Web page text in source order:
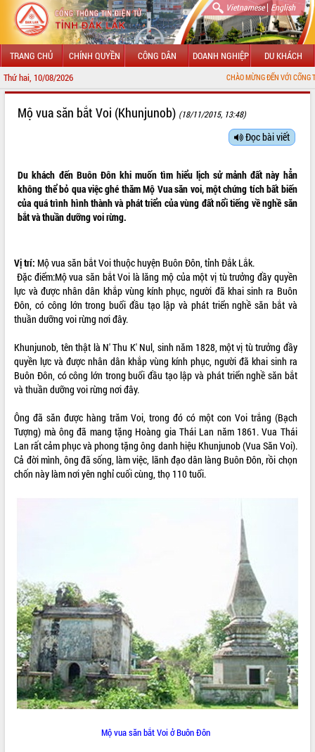
Vietnamese| English
TRANG CHỦ CHÍNH QUYỀN CÔNG DÂN DOANH NGHIỆP DU KHÁCH
Thứ hai, 10/08/2026 CHÀO MỪNG ĐẾN VỚI CỔNG THÔNG TIN
SỞ, BAN, NGÀNH
UBND CÁC XÃ, PHƯỜNG
HỆ THỐNG VĂN BẢN
VĂN BẢN HĐND TỈNH
QUY HOẠCH - KẾ HOẠCH
VIDEO
Mộ vua săn bắt Voi (Khunjunob) (18/11/2015, 13:48)
Đọc bài viết
Du khách đến Buôn Đôn khi muốn tìm hiểu lịch sử mảnh đất này hẳn
không thể bỏ qua việc ghé thăm Mộ Vua săn voi, một chứng tích bất biến
của quá trình hình thành và phát triển của vùng đất nổi tiếng về nghề săn
bắt và thuần dưỡng voi rừng.
Vị trí: Mộ vua săn bắt Voi thuộc huyện Buôn Đôn, tỉnh Đắk Lắk.
Đặc điểm:Mộ vua săn bắt Voi là lăng mộ của một vị tù trưởng đầy quyền
lực và được nhân dân khắp vùng kính phục, người đã khai sinh ra Buôn
Đôn, có công lớn trong buổi đầu tạo lập và phát triển nghề săn bắt và
thuần dưỡng voi rừng nơi đây.
Khunjunob, tên thật là N' Thu K' Nul, sinh năm 1828, một vị tù trưởng đầy
quyền lực và được nhân dân khắp vùng kính phục, người đã khai sinh ra
Buôn Đôn, có công lớn trong buổi đầu tạo lập và phát triển nghề săn bắt
và thuần dưỡng voi rừng nơi đây.
Ông đã săn được hàng trăm Voi, trong đó có một con Voi trắng (Bạch
Tượng) mà ông đã mang tặng Hoàng gia Thái Lan năm 1861. Vua Thái
Lan rất cảm phục và phong tặng ông danh hiệu Khunjunob (Vua Săn Voi).
Cả đời mình, ông đã sống, làm việc, lãnh đạo dân làng Buôn Đôn, rồi chọn
chốn này làm nơi yên nghỉ cuối cùng, thọ 110 tuổi.
Mộ vua săn bắt Voi ở Buôn Đôn